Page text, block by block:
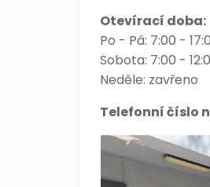
Otevírací doba:
Po - Pá: 7:00 -
Sobota: 7:00 -
Neděle: zavřeno
Telefonní číslo